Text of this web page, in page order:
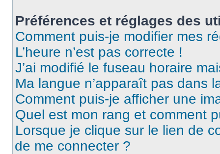
Préférences et réglages des
Comment puis-je modifier mes
L’heure n’est pas correcte !
J’ai modifié le fuseau horaire
Ma langue n’apparaît pas dans
Comment puis-je afficher une
Quel est mon rang et comment
Lorsque je clique sur le lien de
de me connecter ?